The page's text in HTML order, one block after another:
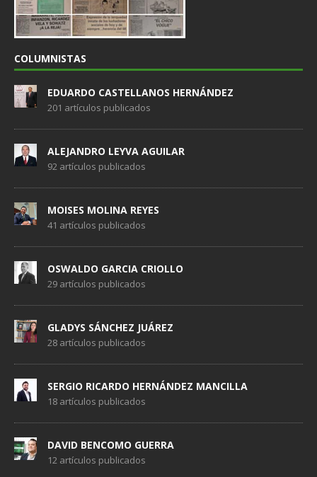
COLUMNISTAS
EDUARDO CASTELLANOS HERNÁNDEZ
201 artículos publicados
ALEJANDRO LEYVA AGUILAR
92 artículos publicados
MOISES MOLINA REYES
41 artículos publicados
OSWALDO GARCIA CRIOLLO
29 artículos publicados
GLADYS SÁNCHEZ JUÁREZ
28 artículos publicados
SERGIO RICARDO HERNÁNDEZ MANCILLA
18 artículos publicados
DAVID BENCOMO GUERRA
12 artículos publicados